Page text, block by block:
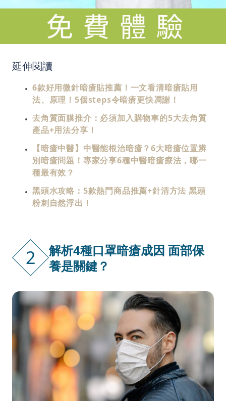
延伸閱讀
6款好用微針暗瘡貼推薦！一文看清暗瘡貼用
法、原理！5個steps令暗瘡更快凋謝！
去角質面膜推介：必須加入購物車的5大去角質
產品+用法分享！
【暗瘡中醫】中醫能根治暗瘡？6大暗瘡位置辨
別暗瘡問題！專家分享6種中醫暗瘡療法，哪一
種最有效？
黑頭水攻略：5款熱門商品推薦+針清方法 黑頭
粉刺自然浮出！
2
解析4種口罩暗瘡成因 面部保
養是關鍵？